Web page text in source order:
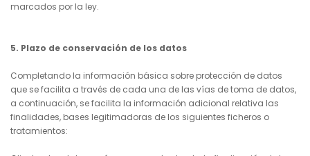
marcados por la ley.
5. Plazo de conservación de los datos
Completando la información básica sobre protección de datos
que se facilita a través de cada una de las vías de toma de datos,
a continuación, se facilita la información adicional relativa las
finalidades, bases legitimadoras de los siguientes ficheros o
tratamientos: